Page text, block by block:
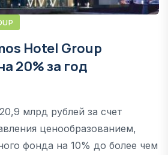
Hotel Group
20% за год
млрд рублей за счет
ценообразованием,
фонда на 10% до более чем